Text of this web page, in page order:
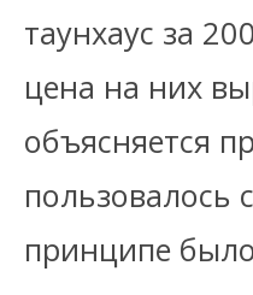
таунхаус за
цена на них
объясняется
пользовалось
принципе